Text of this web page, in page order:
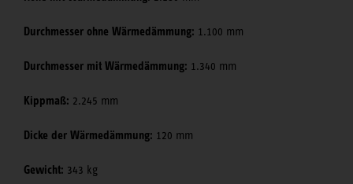
Durchmesser ohne Wärmedämmung: 1.100 mm
Durchmesser mit Wärmedämmung: 1.340 mm
Kippmaß: 2.245 mm
Dicke der Wärmedämmung: 120 mm
Gewicht: 343 kg